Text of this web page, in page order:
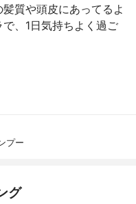
質や頭皮にあってるよ
、1日気持ちよく過ご
プー
グ